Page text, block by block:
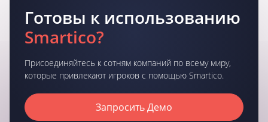
Готовы к использованию
Smartico?
Присоединяйтесь к сотням компаний по всему миру,
которые привлекают игроков с помощью Smartico.
Запросить Демо